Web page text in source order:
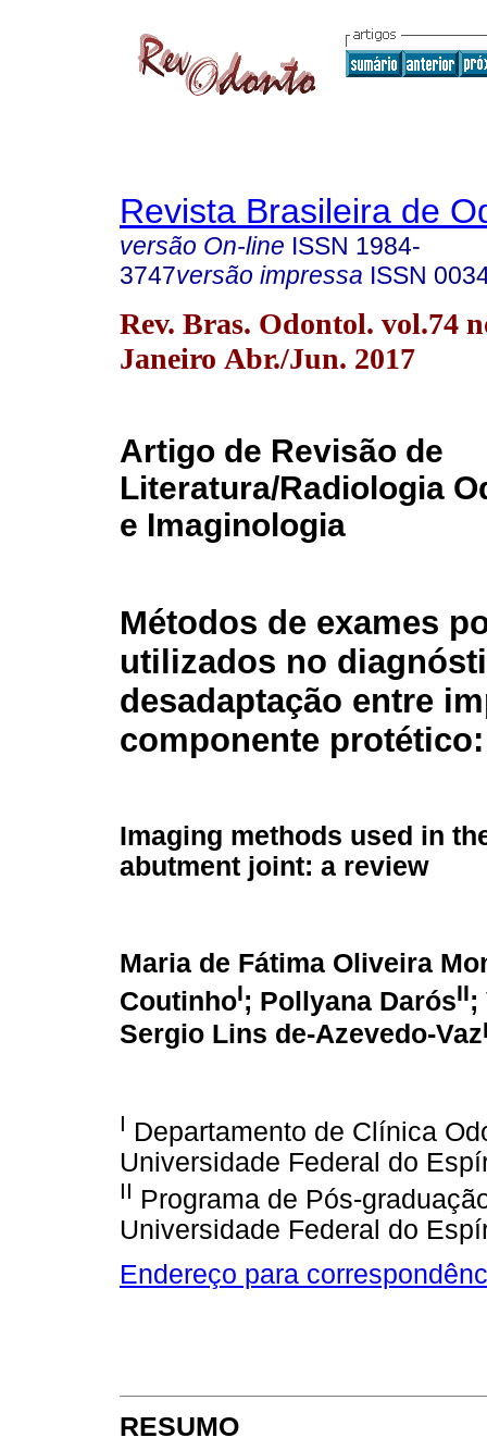
Revista Brasileira de
versão On-line ISSN 1984-
3747versão impressa ISSN
Rev. Bras. Odontol. vol.74
Janeiro Abr./Jun. 2017
Artigo de Revisão de
Literatura/Radiologia
e Imaginologia
Métodos de exames
utilizados no
desadaptação entre
componente
Imaging methods used in
abutment joint: a review
Maria de Fátima Oliveira
CoutinhoI; Pollyana DarósII;
Sergio Lins de-Azevedo-Vaz
I Departamento de Clínica
Universidade Federal do
II Programa de Pós-
Universidade Federal do
Endereço para
RESUMO